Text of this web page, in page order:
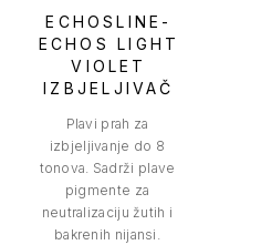
ECHOSLINE-
ECHOS LIGHT
VIOLET
IZBJELJIVAČ
Plavi prah za
izbjeljivanje do 8
tonova. Sadrži plave
pigmente za
neutralizaciju žutih i
bakrenih nijansi.